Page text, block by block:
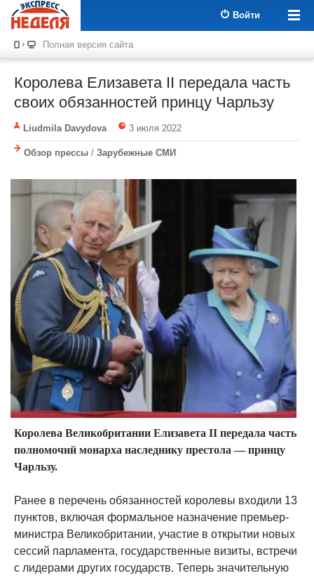
Войти
Полная версия сайта
Королева Елизавета II передала часть
своих обязанностей принцу Чарльзу
Liudmila Davydova 3 июля 2022
Обзор прессы / Зарубежные СМИ
Королева Великобритании Елизавета II передала часть
полномочий монарха наследнику престола — принцу
Чарльзу.
Ранее в перечень обязанностей королевы входили 13
пунктов, включая формальное назначение премьер-
министра Великобритании, участие в открытии новых
сессий парламента, государственные визиты, встречи
с лидерами других государств. Теперь значительную